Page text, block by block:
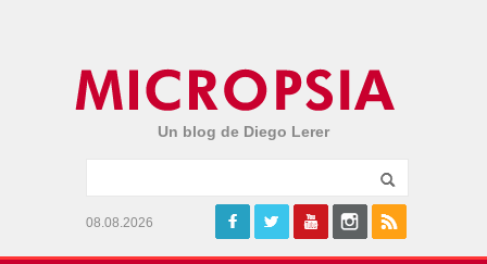
Un blog de Diego Lerer
08.08.2026